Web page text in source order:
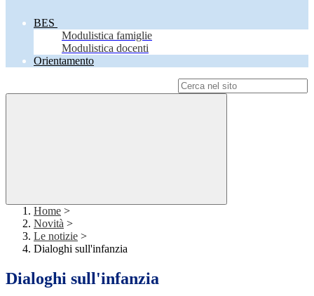
BES
Modulistica famiglie
Modulistica docenti
Orientamento
Home >
Novità >
Le notizie >
Dialoghi sull'infanzia
Dialoghi sull'infanzia